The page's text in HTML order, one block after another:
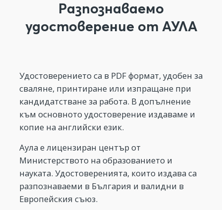
Разпознаваемо
удостоверение от АУЛА
Удостоверението са в PDF формат, удобен за
сваляне, принтиране или изпращане при
кандидатстване за работа. В допълнение
към основното удостоверение издаваме и
копие на английски език.
Аула е лицензиран център от
Министерството на образованието и
науката. Удостоверенията, които издава са
разпознаваеми в България и валидни в
Европейския съюз.